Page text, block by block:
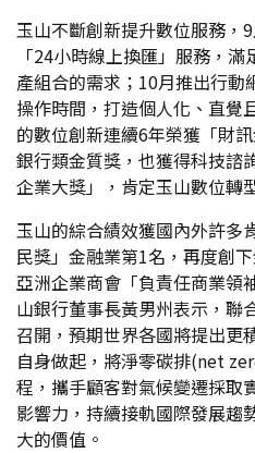
玉山不斷創新提升數位服務，
「24小時線上換匯」服務，
產組合的需求；10月推出行
操作時間，打造個人化、直覺
的數位創新連續6年榮獲「財
銀行類金質獎，也獲得科技諮
企業大獎」，肯定玉山數位轉
玉山的綜合績效獲國內外許多
民獎」金融業第1名，再度創
亞洲企業商會「負責任商業領
山銀行董事長黃男州表示，聯
召開，預期世界各國將提出更
自身做起，將淨零碳排(net
程，攜手顧客對氣候變遷採取
影響力，持續接軌國際發展趨
大的價值。